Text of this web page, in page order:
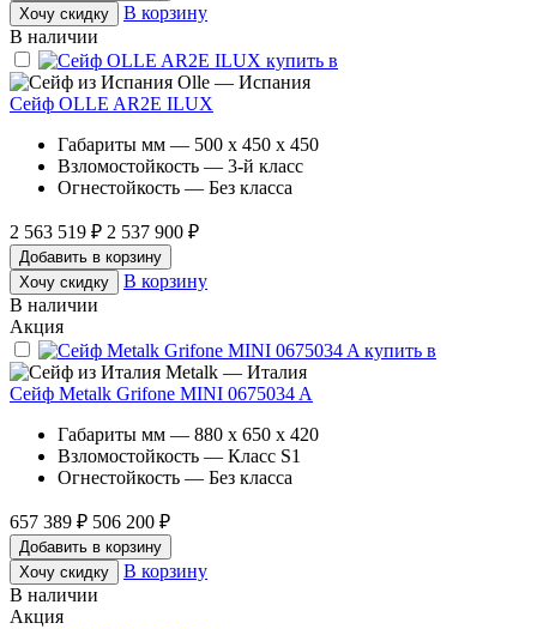
Хочу скидку
В корзину
В наличии
Olle — Испания
Сейф OLLE AR2E ILUX
Габариты мм — 500 x 450 x 450
Взломостойкость — 3-й класс
Огнестойкость — Без класса
2 563 519 ₽ 2 537 900 ₽
Добавить в корзину
Хочу скидку
В корзину
В наличии
Акция
Metalk — Италия
Сейф Metalk Grifone MINI 0675034 A
Габариты мм — 880 x 650 x 420
Взломостойкость — Класс S1
Огнестойкость — Без класса
657 389 ₽ 506 200 ₽
Добавить в корзину
Хочу скидку
В корзину
В наличии
Акция